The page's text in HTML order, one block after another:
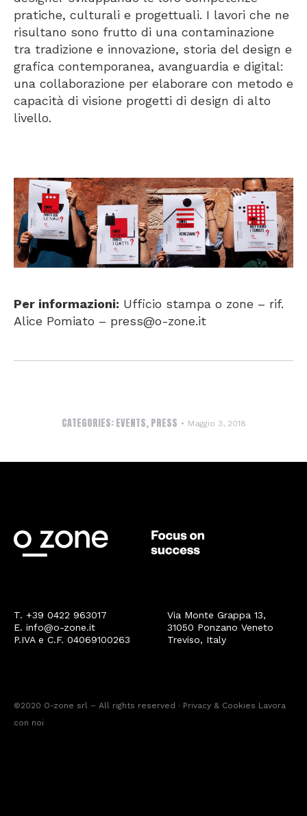
pratiche, culturali e progettuali. I lavori che ne
risultano sono frutto di una contaminazione
tra tradizione e innovazione, storia del design e
grafica contemporanea, avanguardia e digital:
una collaborazione per elaborare con metodo e
capacità di visione progetti di design di alto
livello.
Per informazioni: Ufficio stampa o zone – rif.
Alice Pomiato – press@o-zone.it
CATEGORIES:EVENTS,PRESS Maggio 3, 2018
T. +39 0422 963017
E. info@o-zone.it
P.IVA e C.F. 04069100263
Via Monte Grappa 13,
31050 Ponzano Veneto
Treviso, Italy
©2020 O-zone srl – All rights reserved · Privacy & Cookies Lavora
con noi